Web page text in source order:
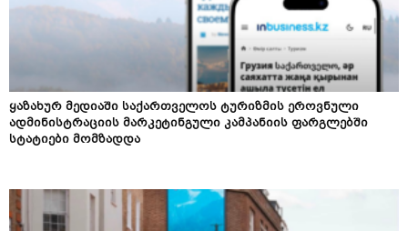
ყაზახურ მედიაში საქართველოს ტურიზმის ეროვნული
ადმინისტრაციის მარკეტინგული კამპანიის ფარგლებში
სტატიები მომზადდა